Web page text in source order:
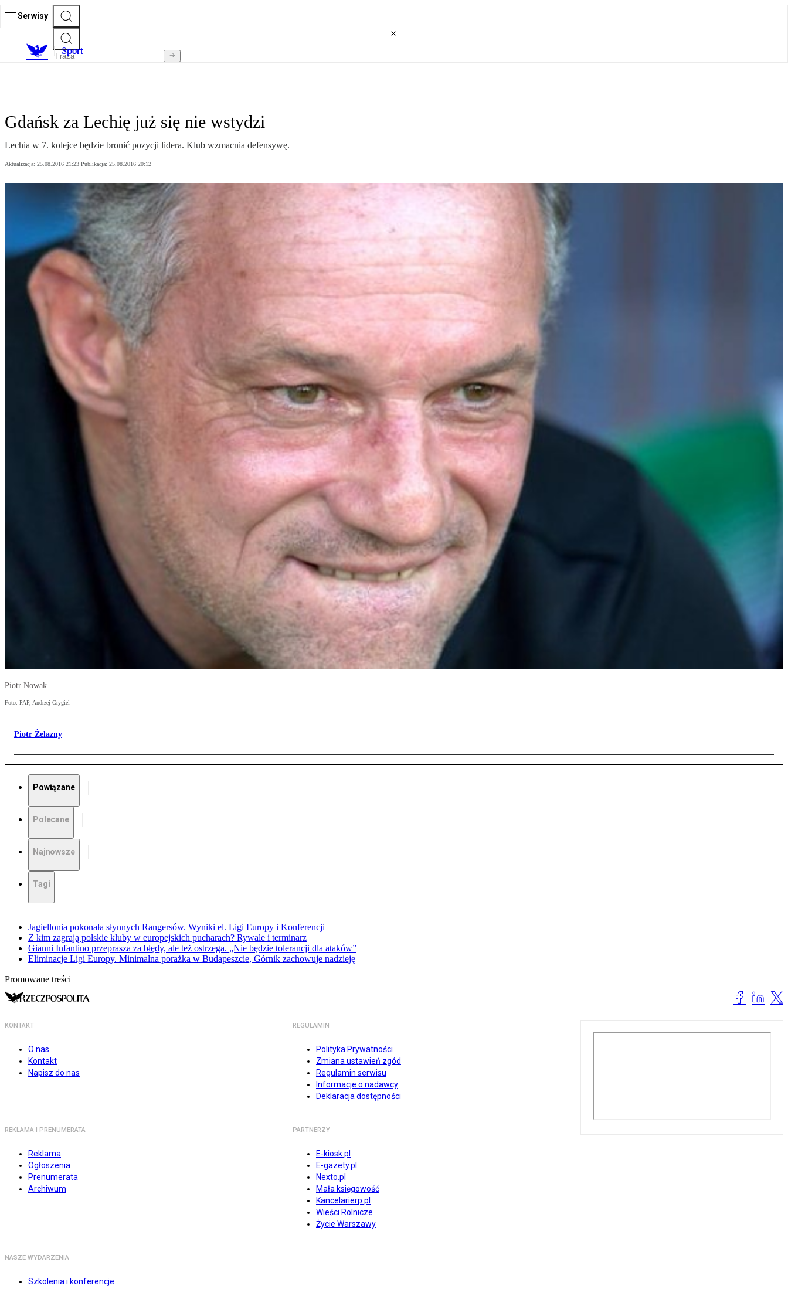
Serwisy
Sport
Gdańsk za Lechię już się nie wstydzi
Lechia w 7. kolejce będzie bronić pozycji lidera. Klub wzmacnia defensywę.
Aktualizacja: 25.08.2016 21:23 Publikacja: 25.08.2016 20:12
Piotr Nowak
Foto: PAP, Andrzej Grygiel
Piotr Żelazny
Powiązane
Polecane
Najnowsze
Tagi
Jagiellonia pokonała słynnych Rangersów. Wyniki el. Ligi Europy i Konferencji
Z kim zagrają polskie kluby w europejskich pucharach? Rywale i terminarz
Gianni Infantino przeprasza za błędy, ale też ostrzega. „Nie będzie tolerancji dla ataków”
Eliminacje Ligi Europy. Minimalna porażka w Budapeszcie, Górnik zachowuje nadzieję
Promowane treści
KONTAKT
O nas
Kontakt
Napisz do nas
REGULAMIN
Polityka Prywatności
Zmiana ustawień zgód
Regulamin serwisu
Informacje o nadawcy
Deklaracja dostępności
REKLAMA I PRENUMERATA
Reklama
Ogłoszenia
Prenumerata
Archiwum
PARTNERZY
E-kiosk.pl
E-gazety.pl
Nexto.pl
Mała księgowość
Kancelarierp.pl
Wieści Rolnicze
Życie Warszawy
NASZE WYDARZENIA
Szkolenia i konferencje